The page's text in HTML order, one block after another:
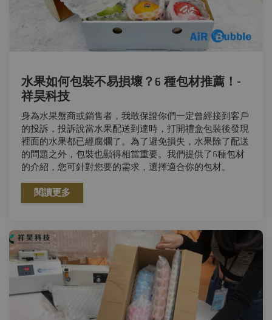
水果如何包裝不易損壞？6 種包材推薦！-
祥昊科技
身為水果盤商或銷售者，我敢保證你們一定曾經接到客戶
的投訴，投訴說當水果配送到達時，打開禮盒包裝後發現
裡面的水果都已經腐爛了。為了避免損失，水果除了配送
的問題之外，包裝也顯得相當重要。我們提供了6種包材
的介紹，您可針對您要的需求，選擇適合你的包材。
閱讀更多